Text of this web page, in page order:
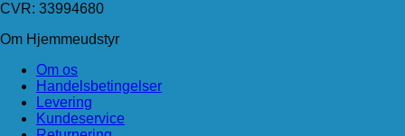
CVR: 33994680
Om Hjemmeudstyr
Om os
Handelsbetingelser
Levering
Kundeservice